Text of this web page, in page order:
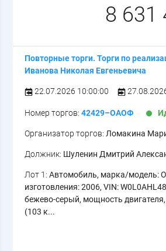
8 631
Повторные торги. Торги по
Иванова Николая Евгеньевича
22.07.2026 10:00:00
Номер торгов:42429–ОАОФ
Организатор торгов: Ломакина
Должник: Шуленин Дмитрий
Лот 1:Автомобиль, марка/модель:
изготовления: 2006, VIN:
бежево-серый, мощность
(103 к...